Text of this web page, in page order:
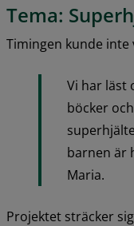
Tema:
Timingen kunde inte
Vi har läst
böcker
barnen är
Maria.
Projektet sträcker